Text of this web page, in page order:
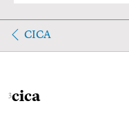
CICA
3cica